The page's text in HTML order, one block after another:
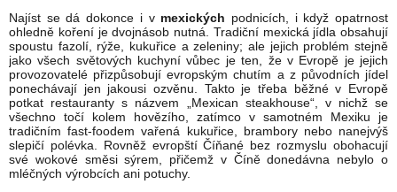
Najíst se dá dokonce i v mexických podnicích, i když opatrnost
ohledně koření je dvojnásob nutná. Tradiční mexická jídla obsahují
spoustu fazolí, rýže, kukuřice a zeleniny; ale jejich problém stejně
jako všech světových kuchyní vůbec je ten, že v Evropě je jejich
provozovatelé přizpůsobují evropským chutím a z původních jídel
ponechávají jen jakousi ozvěnu. Takto je třeba běžné v Evropě
potkat restauranty s názvem „Mexican steakhouse“, v nichž se
všechno točí kolem hovězího, zatímco v samotném Mexiku je
tradičním fast-foodem vařená kukuřice, brambory nebo nanejvýš
slepičí polévka. Rovněž evropští Číňané bez rozmyslu obohacují
své wokové směsi sýrem, přičemž v Číně donedávna nebylo o
mléčných výrobcích ani potuchy.